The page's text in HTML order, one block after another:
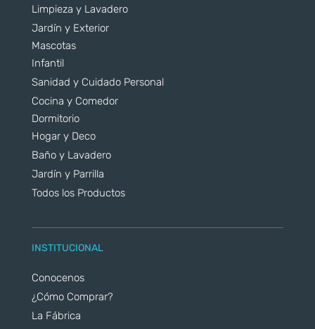
Limpieza y Lavadero
Jardín y Exterior
Mascotas
Infantil
Sanidad y Cuidado Personal
Cocina y Comedor
Dormitorio
Hogar y Deco
Baño y Lavadero
Jardín y Parrilla
Todos los Productos
INSTITUCIONAL
Conocenos
¿Cómo Comprar?
La Fábrica